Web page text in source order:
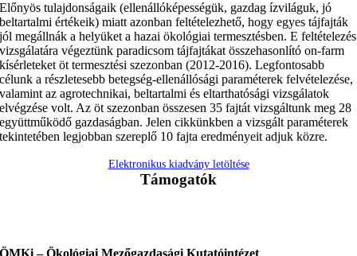
Előnyös tulajdonságaik (ellenállóképességük, gazdag ízviláguk, jó
beltartalmi értékeik) miatt azonban feltételezhető, hogy egyes tájfajták
jól megállnák a helyüket a hazai ökológiai termesztésben. E feltételezés
vizsgálatára végeztünk paradicsom tájfajtákat összehasonlító on-farm
kísérleteket öt termesztési szezonban (2012-2016). Legfontosabb
célunk a részletesebb betegség-ellenállósági paraméterek felvételezése,
valamint az agrotechnikai, beltartalmi és eltarthatósági vizsgálatok
elvégzése volt. Az öt szezonban összesen 35 fajtát vizsgáltunk meg 28
együttműködő gazdaságban. Jelen cikkünkben a vizsgált paraméterek
tekintetében legjobban szereplő 10 fajta eredményeit adjuk közre.
Elektronikus kiadvány letöltése
Támogatók
ÖMKi – Ökológiai Mezőgazdasági Kutatóintézet